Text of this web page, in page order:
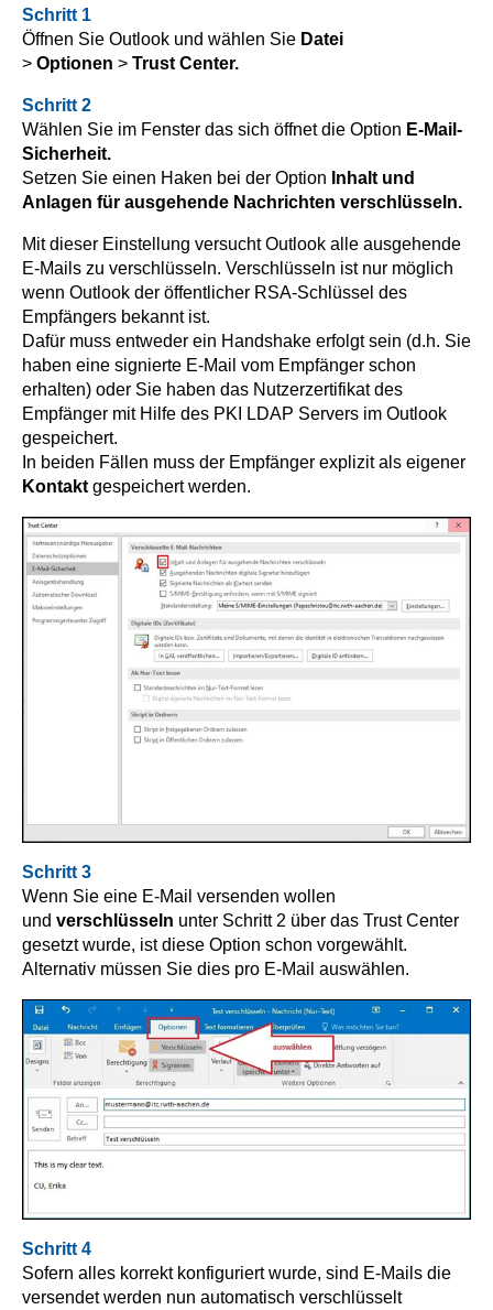
Schritt 1
Öffnen Sie Outlook und wählen Sie Datei
> Optionen > Trust Center.
Schritt 2
Wählen Sie im Fenster das sich öffnet die Option E-Mail-
Sicherheit.
Setzen Sie einen Haken bei der Option Inhalt und
Anlagen für ausgehende Nachrichten verschlüsseln.
Mit dieser Einstellung versucht Outlook alle ausgehende
E-Mails zu verschlüsseln. Verschlüsseln ist nur möglich
wenn Outlook der öffentlicher RSA-Schlüssel des
Empfängers bekannt ist.
Dafür muss entweder ein Handshake erfolgt sein (d.h. Sie
haben eine signierte E-Mail vom Empfänger schon
erhalten) oder Sie haben das Nutzerzertifikat des
Empfänger mit Hilfe des PKI LDAP Servers im Outlook
gespeichert.
In beiden Fällen muss der Empfänger explizit als eigener
Kontakt gespeichert werden.
Schritt 3
Wenn Sie eine E-Mail versenden wollen
und verschlüsseln unter Schritt 2 über das Trust Center
gesetzt wurde, ist diese Option schon vorgewählt.
Alternativ müssen Sie dies pro E-Mail auswählen.
Schritt 4
Sofern alles korrekt konfiguriert wurde, sind E-Mails die
versendet werden nun automatisch verschlüsselt